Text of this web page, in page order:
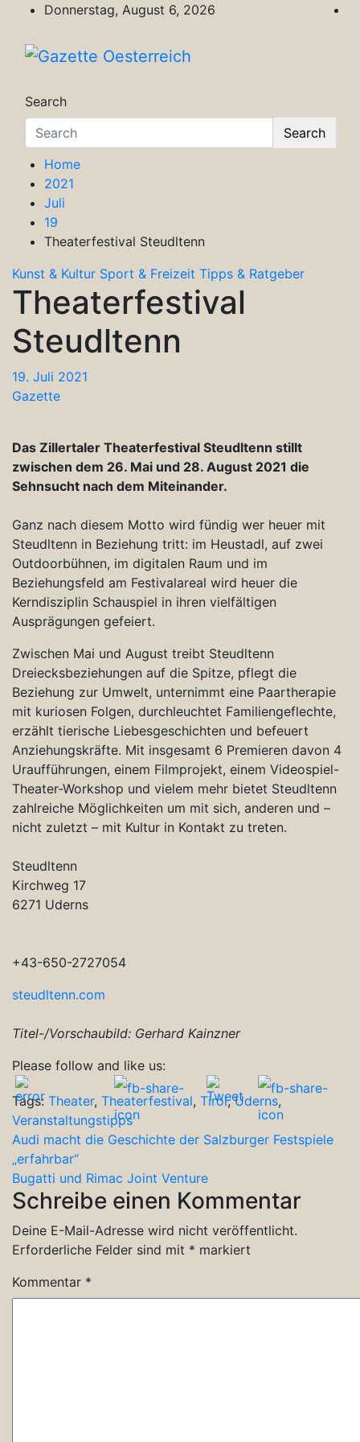
content
Donnerstag, August 6, 2026
Search
Search
Home
2021
Juli
19
Theaterfestival Steudltenn
Kunst & Kultur Sport & Freizeit Tipps & Ratgeber
Theaterfestival
Steudltenn
19. Juli 2021
Gazette
Das Zillertaler Theaterfestival Steudltenn stillt
zwischen dem 26. Mai und 28. August 2021 die
Sehnsucht nach dem Miteinander.
Ganz nach diesem Motto wird fündig wer heuer mit
Steudltenn in Beziehung tritt: im Heustadl, auf zwei
Outdoorbühnen, im digitalen Raum und im
Beziehungsfeld am Festivalareal wird heuer die
Kerndisziplin Schauspiel in ihren vielfältigen
Ausprägungen gefeiert.
Zwischen Mai und August treibt Steudltenn
Dreiecksbeziehungen auf die Spitze, pflegt die
Beziehung zur Umwelt, unternimmt eine Paartherapie
mit kuriosen Folgen, durchleuchtet Familiengeflechte,
erzählt tierische Liebesgeschichten und befeuert
Anziehungskräfte. Mit insgesamt 6 Premieren davon 4
Uraufführungen, einem Filmprojekt, einem Videospiel-
Theater-Workshop und vielem mehr bietet Steudltenn
zahlreiche Möglichkeiten um mit sich, anderen und –
nicht zuletzt – mit Kultur in Kontakt zu treten.
Steudltenn
Kirchweg 17
6271 Uderns
+43-650-2727054
steudltenn.com
Titel-/Vorschaubild: Gerhard Kainzner
Please follow and like us:
Tags: Theater, Theaterfestival, Tirol,Uderns,
Veranstaltungstipps
Beitragsnavigation
Audi macht die Geschichte der Salzburger Festspiele
„erfahrbar“
Bugatti und Rimac Joint Venture
Schreibe einen Kommentar
Deine E-Mail-Adresse wird nicht veröffentlicht.
Erforderliche Felder sind mit * markiert
Kommentar *